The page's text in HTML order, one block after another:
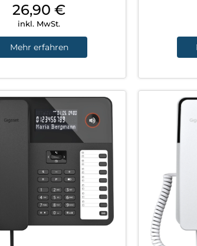
26,90€
inkl. MwSt.
Mehr erfahren